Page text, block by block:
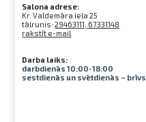
Salona adrese:
Kr. Valdemāra iela 25
tālrunis:29463111, 67331148
rakstīt e-mail
Darba laiks:
darbdienās 10:00-18:00
sestdienās un svētdienās – brīvs